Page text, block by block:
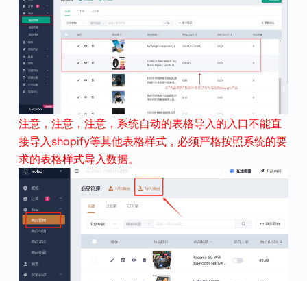
注意，注意，注意，系统自动的表格导入的入口不能直
接导入shopify等其他表格样式，必须严格按照系统的要
求的表格样式导入数据。